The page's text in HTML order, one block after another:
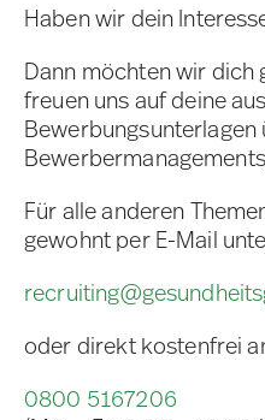
Haben wir dein
Dann möchten wir dich
freuen uns auf deine
Bewerbungsunterlagen
Für alle anderen
gewohnt per E-Mail
oder direkt kostenfrei
0800 5167206